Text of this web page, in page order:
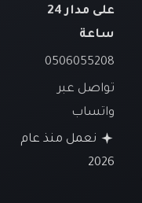
على مدار 24
ساعة
0506055208
تواصل عبر
واتساب
نعمل منذ عام
2026